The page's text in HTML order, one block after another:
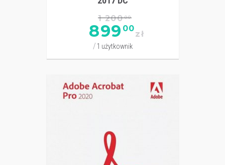
1 20000
899 00
zł
1 użytkownik